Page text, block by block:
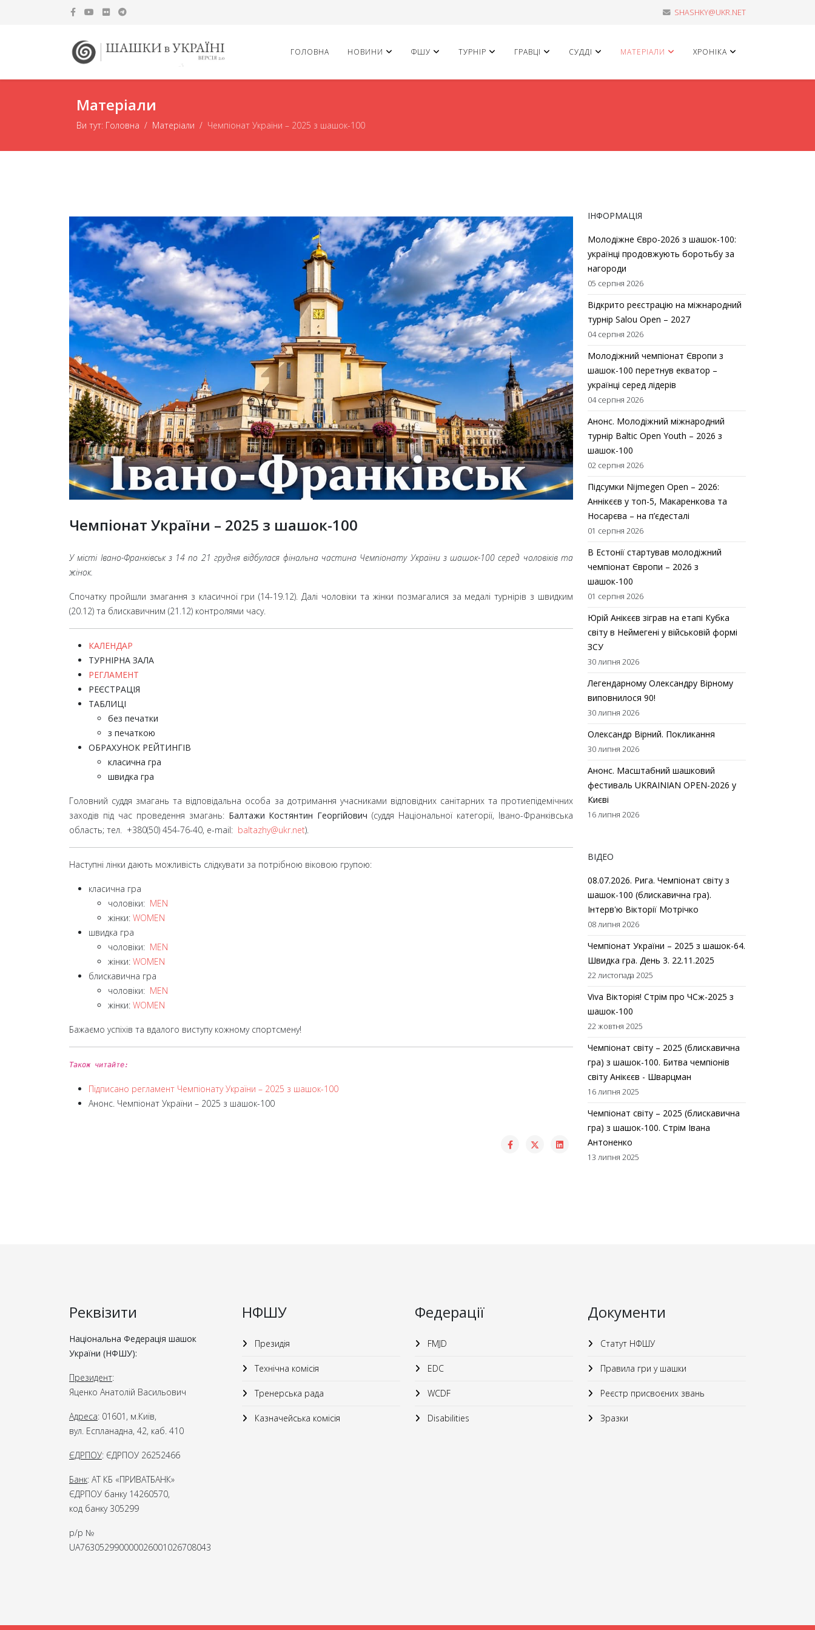
SHASHKY@UKR.NET
ГОЛОВНА НОВИНИ ФШУ ТУРНІР ГРАВЦІ СУДДІ МАТЕРІАЛИ ХРОНІКА
Матеріали
Ви тут: Головна Матеріали Чемпіонат України – 2025 з шашок-100
Чемпіонат України – 2025 з шашок-100
У місті Івано-Франківськ з 14 по 21 грудня відбулася фінальна частина Чемпіонату України з шашок-100 серед чоловіків та
жінок.
Спочатку пройшли змагання з класичної гри (14-19.12). Далі чоловіки та жінки позмагалися за медалі турнірів з швидким
(20.12) та блискавичним (21.12) контролями часу.
КАЛЕНДАР
ТУРНІРНА ЗАЛА
РЕГЛАМЕНТ
РЕЄСТРАЦІЯ
ТАБЛИЦІ
без печатки
з печаткою
ОБРАХУНОК РЕЙТИНГІВ
класична гра
швидка гра
Головний суддя змагань та відповідальна особа за дотримання учасниками відповідних санітарних та протиепідемічних
заходів під час проведення змагань: Балтажи Костянтин Георгійович (суддя Національної категорії, Івано-Франківська
область; тел. +380(50) 454-76-40, e-mail: baltazhy@ukr.net).
Наступні лінки дають можливість слідкувати за потрібною віковою групою:
класична гра
чоловіки: MEN
жінки: WOMEN
швидка гра
чоловіки: MEN
жінки: WOMEN
блискавична гра
чоловіки: MEN
жінки: WOMEN
Бажаємо успіхів та вдалого виступу кожному спортсмену!
Також читайте:
Підписано регламент Чемпіонату України – 2025 з шашок-100
Анонс. Чемпіонат України – 2025 з шашок-100
ІНФОРМАЦІЯ
Молодіжне Євро-2026 з шашок-100:
українці продовжують боротьбу за
нагороди
05 серпня 2026
Відкрито реєстрацію на міжнародний
турнір Salou Open – 2027
04 серпня 2026
Молодіжний чемпіонат Європи з
шашок-100 перетнув екватор –
українці серед лідерів
04 серпня 2026
Анонс. Молодіжний міжнародний
турнір Baltic Open Youth – 2026 з
шашок-100
02 серпня 2026
Підсумки Nijmegen Open – 2026:
Аннікєєв у топ-5, Макаренкова та
Носарєва – на п’єдесталі
01 серпня 2026
В Естонії стартував молодіжний
чемпіонат Європи – 2026 з
шашок-100
01 серпня 2026
Юрій Анікєєв зіграв на етапі Кубка
світу в Неймегені у військовій формі
ЗСУ
30 липня 2026
Легендарному Олександру Вірному
виповнилося 90!
30 липня 2026
Олександр Вірний. Покликання
30 липня 2026
Анонс. Масштабний шашковий
фестиваль UKRAINIAN OPEN-2026 у
Києві
16 липня 2026
ВІДЕО
08.07.2026. Рига. Чемпіонат світу з
шашок-100 (блискавична гра).
Інтерв'ю Вікторії Мотрічко
08 липня 2026
Чемпіонат України – 2025 з шашок-64.
Швидка гра. День 3. 22.11.2025
22 листопада 2025
Viva Вікторія! Стрім про ЧСж-2025 з
шашок-100
22 жовтня 2025
Чемпіонат світу – 2025 (блискавична
гра) з шашок-100. Битва чемпіонів
світу Анікєєв - Шварцман
16 липня 2025
Чемпіонат світу – 2025 (блискавична
гра) з шашок-100. Стрім Івана
Антоненко
13 липня 2025
Реквізити
Національна Федерація шашок
України (НФШУ):
Президент:
Яценко Анатолій Васильович
Адреса: 01601, м.Київ,
вул. Еспланадна, 42, каб. 410
ЄДРПОУ: ЄДРПОУ 26252466
Банк: АТ КБ «ПРИВАТБАНК»
ЄДРПОУ банку 14260570,
код банку 305299
р/р №
UA763052990000026001026708043
НФШУ
Президія
Технічна комісія
Тренерська рада
Казначейська комісія
Федерації
FMJD
EDC
WCDF
Disabilities
Документи
Статут НФШУ
Правила гри у шашки
Реєстр присвоєних звань
Зразки